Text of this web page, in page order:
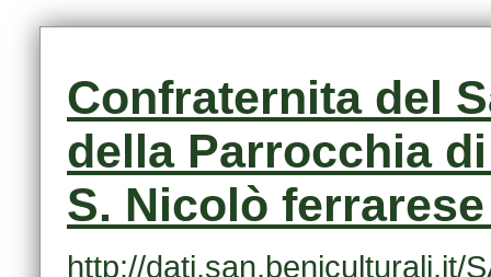
S. Nicolò
http://dati.san.beniculturali.it/